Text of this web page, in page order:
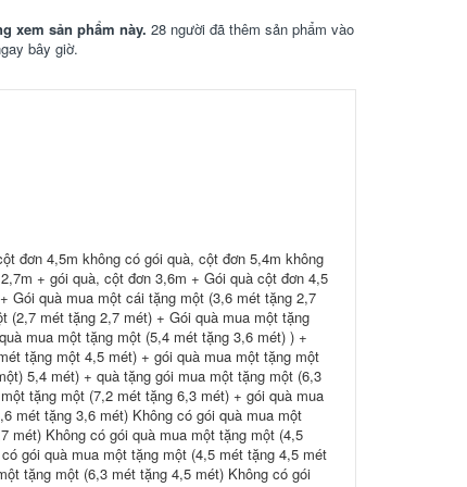
xem sản phẩm này. 28 người đã thêm sản phẩm vào
bây giờ.
đơn 4,5m không có gói quà, cột đơn 5,4m không
+ gói quà, cột đơn 3,6m + Gói quà cột đơn 4,5
Gói quà mua một cái tặng một (3,6 mét tặng 2,7
(2,7 mét tặng 2,7 mét) + Gói quà mua một tặng
mua một tặng một (5,4 mét tặng 3,6 mét) ) +
tặng một 4,5 mét) + gói quà mua một tặng một
5,4 mét) + quà tặng gói mua một tặng một (6,3
tặng một (7,2 mét tặng 6,3 mét) + gói quà mua
mét tặng 3,6 mét) Không có gói quà mua một
mét) Không có gói quà mua một tặng một (4,5
gói quà mua một tặng một (4,5 mét tặng 4,5 mét
tặng một (6,3 mét tặng 4,5 mét) Không có gói